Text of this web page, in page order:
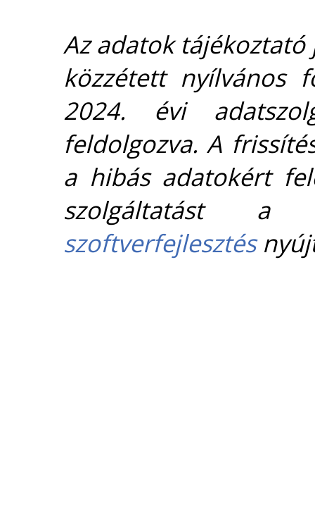
Az adatok
közzétett nyílvános
2024. évi
feldolgozva. A
a hibás adatokért
szolgáltatást
szoftverfejlesztés